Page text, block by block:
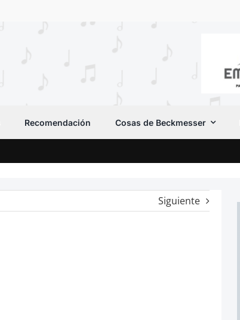
Recomendación Cosas de Beckmesser
Siguiente